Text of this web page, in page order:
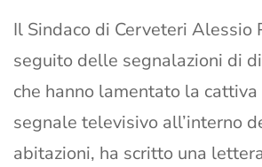
Il Sindaco di Cerveteri Alessio
seguito delle segnalazioni di
che hanno lamentato la
segnale televisivo all’interno
abitazioni, ha scritto una